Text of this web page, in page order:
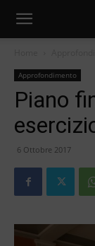
Approfondimento
Piano
6 Ottobre 2017